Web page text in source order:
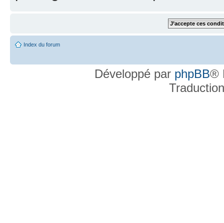
Index du forum
Développé par phpBB®